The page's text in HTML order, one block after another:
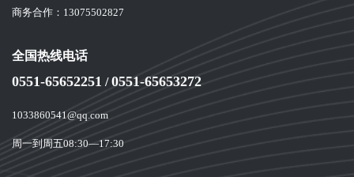
商务合作： 13075502827
全国热线电话
0551-65652251 /0551-65653272
1033860541@qq.com
周一到周五08:30—17:30